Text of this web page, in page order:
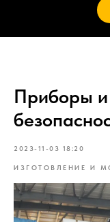
Приборы и
2023-11-03 18:20
ИЗГОТОВЛЕНИЕ И